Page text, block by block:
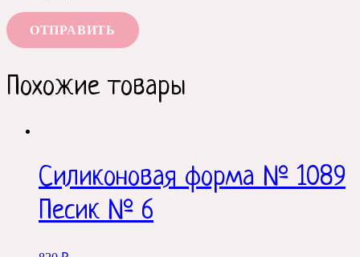
Похожие товары
Силиконовая форма № 1089
Песик № 6